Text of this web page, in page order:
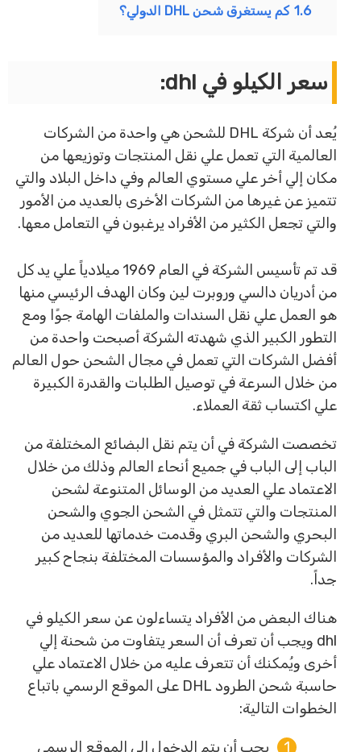
1.6 كم يستغرق شحن DHL الدولي؟
سعر الكيلو في dhl:
يُعد أن شركة DHL للشحن هي واحدة من الشركات
العالمية التي تعمل علي نقل المنتجات وتوزيعها من
مكان إلي أخر علي مستوي العالم وفي داخل البلاد والتي
تتميز عن غيرها من الشركات الأخرى بالعديد من الأمور
والتي تجعل الكثير من الأفراد يرغبون في التعامل معها.
قد تم تأسيس الشركة في العام 1969 ميلادياً علي يد كل
من أدريان دالسي وروبرت لين وكان الهدف الرئيسي منها
هو العمل علي نقل السندات والملفات الهامة جوًا ومع
التطور الكبير الذي شهدته الشركة أصبحت واحدة من
أفضل الشركات التي تعمل في مجال الشحن حول العالم
من خلال السرعة في توصيل الطلبات والقدرة الكبيرة
علي اكتساب ثقة العملاء.
تخصصت الشركة في أن يتم نقل البضائع المختلفة من
الباب إلى الباب في جميع أنحاء العالم وذلك من خلال
الاعتماد علي العديد من الوسائل المتنوعة لشحن
المنتجات والتي تتمثل في الشحن الجوي والشحن
البحري والشحن البري وقدمت خدماتها للعديد من
الشركات والأفراد والمؤسسات المختلفة بنجاح كبير
جداً.
هناك البعض من الأفراد يتساءلون عن سعر الكيلو في
dhl ويجب أن تعرف أن السعر يتفاوت من شحنة إلي
أخرى ويُمكنك أن تتعرف عليه من خلال الاعتماد علي
حاسبة شحن الطرود DHL على الموقع الرسمي باتباع
الخطوات التالية:
يجب أن يتم الدخول إلي الموقع الرسمي